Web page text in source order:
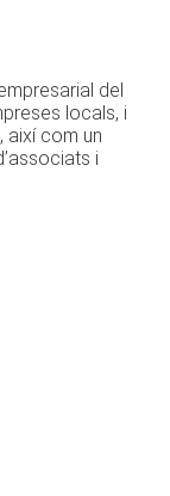
del
locals, i
així com un
i